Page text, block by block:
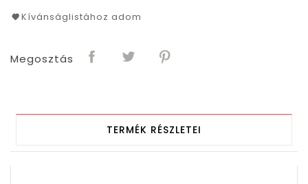
Kívánságlistához adom
Megosztás
TERMÉK RÉSZLETEI